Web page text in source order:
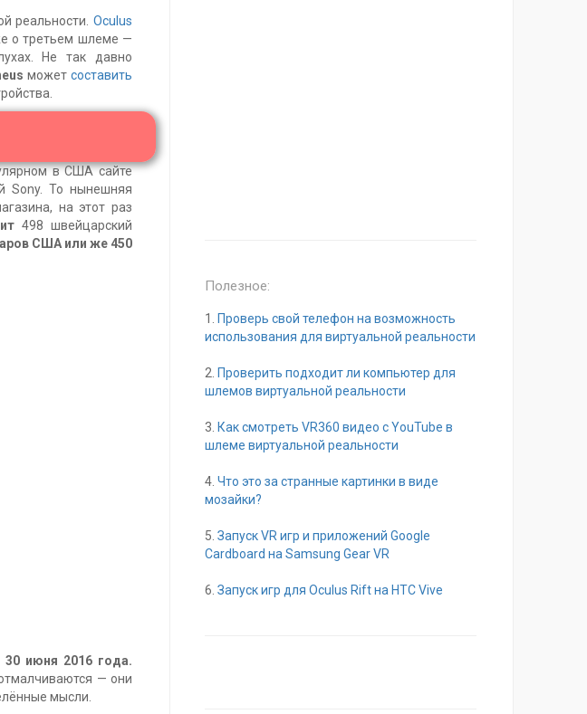
реальности. Oculus
о третьем шлеме —
Не так давно
можетсоставить
в США сайте
Sony. То нынешняя
на этот раз
498 швейцарский
США или же 450
30 июня 2016 года.
— они
мысли.
Полезное:
1.
Проверь свой телефон на возможность
использования для виртуальной реальности
2. Проверить подходит ли компьютер для
шлемов виртуальной реальности
3. Как смотреть VR360 видео с YouTube в
шлеме виртуальной реальности
4. Что это за странные картинки в виде
мозайки?
5. Запуск VR игр и приложений Google
Cardboard на Samsung Gear VR
6. Запуск игр для Oculus Rift на HTC Vive